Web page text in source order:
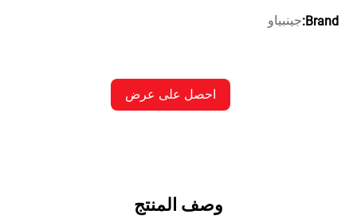
Brand: جينبياو
احصل على عرض
وصف المنتج